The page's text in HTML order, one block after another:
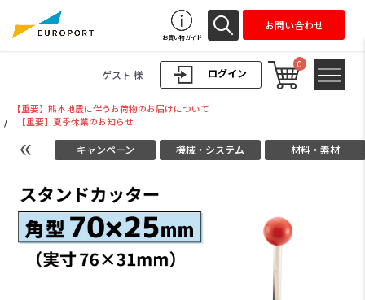
ログイン
ゲスト 様
0
お買い物ガイド
お問い合わせ
【重要】熊本地震に伴うお荷物のお届けについて
/
【重要】夏季休業のお知らせ
キャンペーン 機械・システム 材料・素材